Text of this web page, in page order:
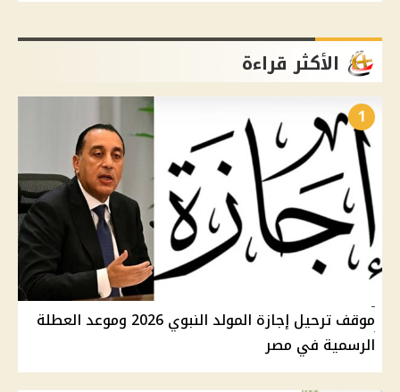
الأكثر قراءة
1
موقف ترحيل إجازة المولد النبوي 2026 وموعد العطلة
الرسمية في مصر